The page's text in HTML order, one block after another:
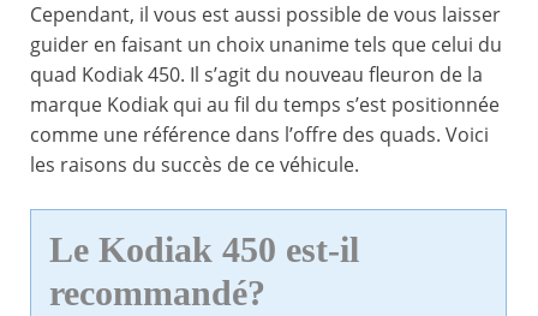
Cependant, il vous est aussi possible de vous laisser
guider en faisant un choix unanime tels que celui du
quad Kodiak 450. Il s’agit du nouveau fleuron de la
marque Kodiak qui au fil du temps s’est positionnée
comme une référence dans l’offre des quads. Voici
les raisons du succès de ce véhicule.
Le Kodiak 450 est-il
recommandé?